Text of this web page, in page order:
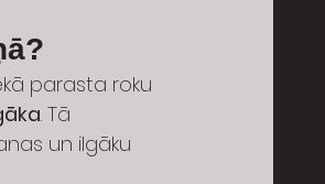
parasta roku
. Tā
un ilgāku